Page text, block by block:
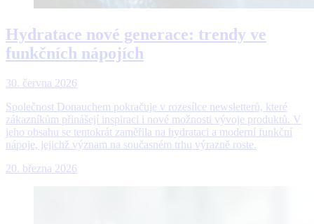
Hydratace nové generace: trendy ve
funkčních nápojích
30. června 2026
Společnost Donauchem pokračuje v rozesílce newsletterů, které
zákazníkům přinášejí inspiraci i nové možnosti vývoje produktů. V
jeho obsahu se tentokrát zaměřila na hydrataci a moderní funkční
nápoje, jejichž význam na současném trhu výrazně roste.
20. března 2026